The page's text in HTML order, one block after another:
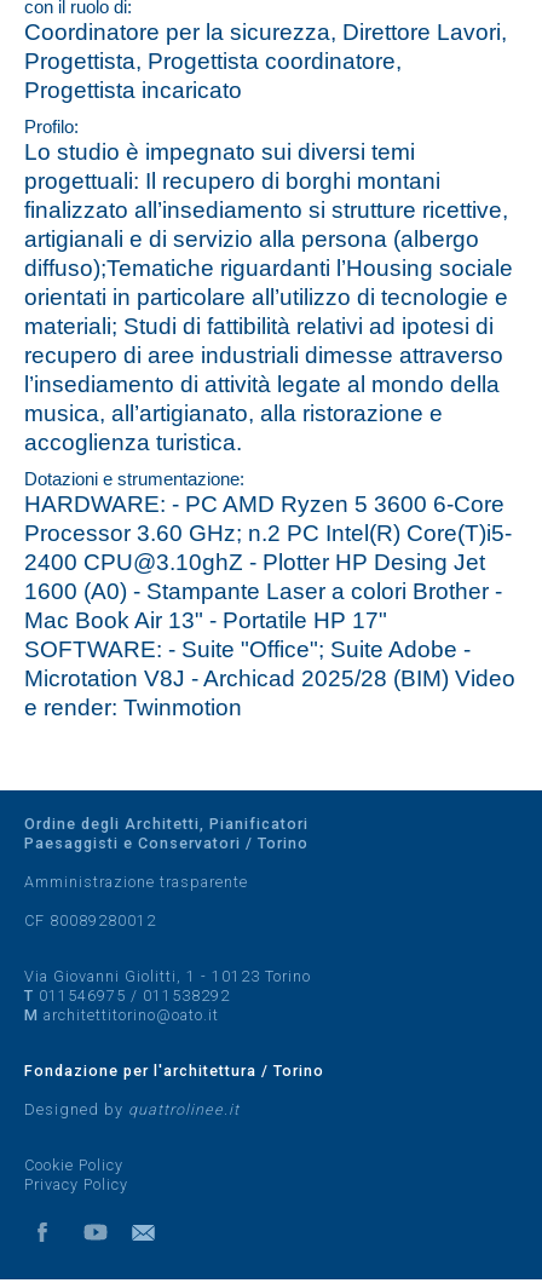
con il ruolo di:
Coordinatore per la sicurezza, Direttore Lavori,
Progettista, Progettista coordinatore,
Progettista incaricato
Profilo:
Lo studio è impegnato sui diversi temi
progettuali: Il recupero di borghi montani
finalizzato all’insediamento si strutture ricettive,
artigianali e di servizio alla persona (albergo
diffuso);Tematiche riguardanti l’Housing sociale
orientati in particolare all’utilizzo di tecnologie e
materiali; Studi di fattibilità relativi ad ipotesi di
recupero di aree industriali dimesse attraverso
l’insediamento di attività legate al mondo della
musica, all’artigianato, alla ristorazione e
accoglienza turistica.
Dotazioni e strumentazione:
HARDWARE: - PC AMD Ryzen 5 3600 6-Core
Processor 3.60 GHz; n.2 PC Intel(R) Core(T)i5-
2400 CPU@3.10ghZ - Plotter HP Desing Jet
1600 (A0) - Stampante Laser a colori Brother -
Mac Book Air 13" - Portatile HP 17"
SOFTWARE: - Suite "Office"; Suite Adobe -
Microtation V8J - Archicad 2025/28 (BIM) Video
e render: Twinmotion
Ordine degli Architetti, Pianificatori
Paesaggisti e Conservatori / Torino
Amministrazione trasparente
CF 80089280012
Via Giovanni Giolitti, 1 - 10123 Torino
T 011546975 / 011538292
M architettitorino@oato.it
Fondazione per l'architettura / Torino
Designed by quattrolinee.it
Cookie Policy
Privacy Policy